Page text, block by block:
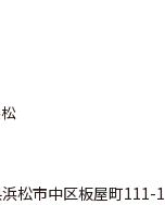
市中区板屋町111-1